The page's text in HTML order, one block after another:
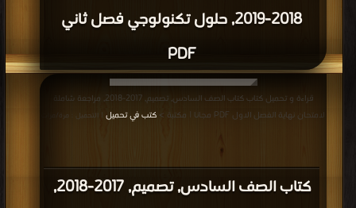
2018-2019, حلول تكنولوجي فصل ثاني
PDF
كتاب الصف السادس, تصميم, 2017-2018,
قراءة و تحميل كتاب كتاب الصف السادس, تصميم, 2017-2018, مراجعة شاملة
لامتحان نهاية الفصل الاول PDF مجانا | مكتبة >
كتب في تحميل | التحميل : مرة/مرات